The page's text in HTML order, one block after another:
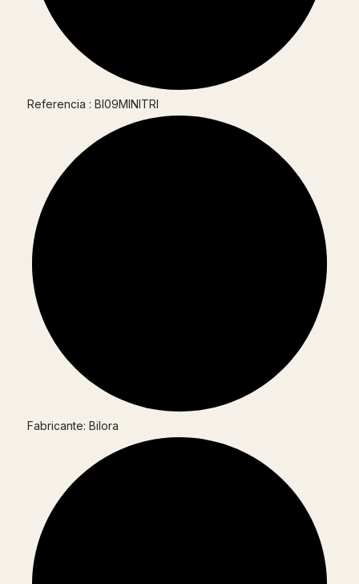
Referencia : BI09MINITRI
Fabricante: Bilora